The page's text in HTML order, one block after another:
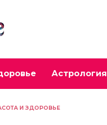
Астрология
И ЗДОРОВЬЕ